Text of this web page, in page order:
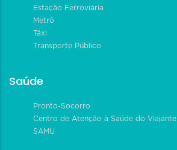
Estação Ferroviária
Metrô
Táxi
Transporte Público
Saúde
Pronto-Socorro
Centro de Atenção à Saúde do Viajante
SAMU